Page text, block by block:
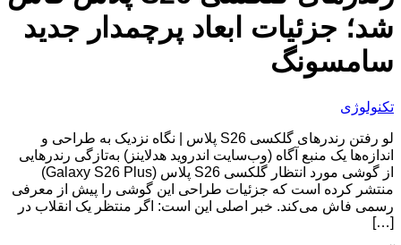
شد؛ جزئیات ابعاد پرچمدار جدید
سامسونگ
تکنولوژی
لو رفتن رندرهای گلکسی S26 پلاس | نگاه نزدیک به طراحی و
اندازه‌ها یک منبع آگاه (وب‌سایت اندروید هدلاینز) به‌تازگی رندرهایی
از گوشی مورد انتظار گلکسی S26 پلاس (Galaxy S26 Plus)
منتشر کرده است که جزئیات طراحی این گوشی را پیش از معرفی
رسمی فاش می‌کند. خبر اصلی این است: اگر منتظر یک انقلاب در
[…]